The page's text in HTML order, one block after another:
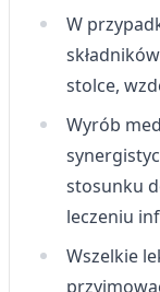
W
stolce,
Wyrób
stosunku
leczeniu
Wszelkie
Rozwój i
wyboru treści
Funkcje specjalne
Użycie
aktywnie